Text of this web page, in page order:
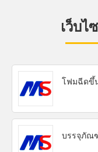
เว็บ
โฟมฉีดขึ้
บรรจุภัณ